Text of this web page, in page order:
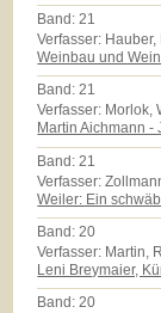
Band: 21
Verfasser: Hauber,
Weinbau und
Band:21
Verfasser: Morlok,
Martin Aichmann -
Band: 21
Verfasser:
Weiler: Ein
Band:20
Verfasser: Martin,
Leni Breymaier,
Band:20